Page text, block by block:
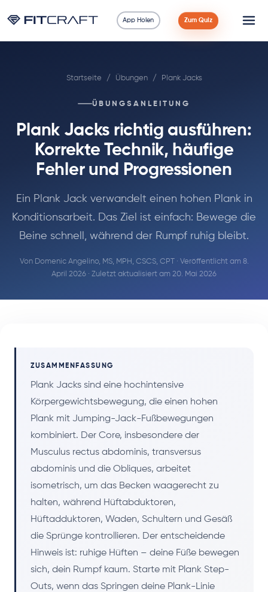
App Holen Zum Quiz
90 Tage
Übungen
Startseite / Übungen / Plank Jacks
ÜBUNGSANLEITUNG
Plank Jacks richtig ausführen:
Korrekte Technik, häufige
Fehler und Progressionen
Ein Plank Jack verwandelt einen hohen Plank in
Konditionsarbeit. Das Ziel ist einfach: Bewege die
Beine schnell, während der Rumpf ruhig bleibt.
Von Domenic Angelino, MS, MPH, CSCS, CPT· Veröffentlicht am 8.
April 2026 · Zuletzt aktualisiert am 20. Mai 2026
ZUSAMMENFASSUNG
Plank Jacks sind eine hochintensive
Körpergewichtsbewegung, die einen hohen
Plank mit Jumping-Jack-Fußbewegungen
kombiniert. Der Core, insbesondere der
Musculus rectus abdominis, transversus
abdominis und die Obliques, arbeitet
isometrisch, um das Becken waagerecht zu
halten, während Hüftabduktoren,
Hüftadduktoren, Waden, Schultern und Gesäß
die Sprünge kontrollieren. Der entscheidende
Hinweis ist: ruhige Hüften – deine Füße bewegen
sich, dein Rumpf kaum. Starte mit Plank Step-
Outs, wenn das Springen deine Plank-Linie